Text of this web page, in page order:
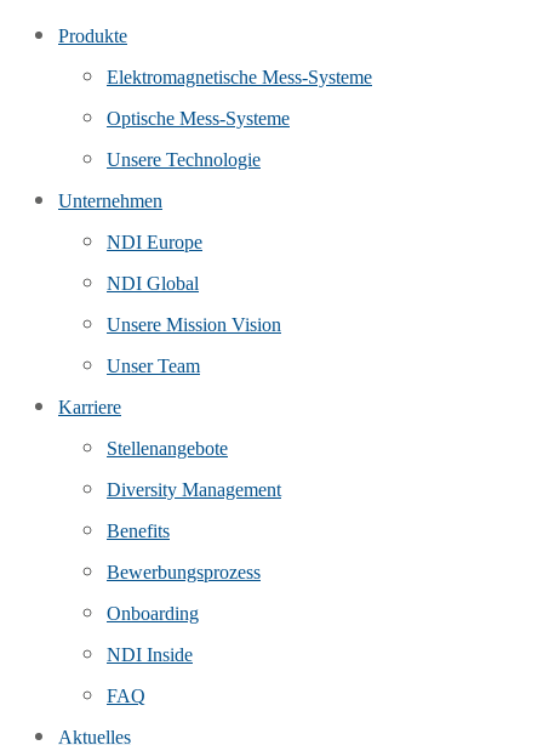
Produkte
Elektromagnetische Mess-Systeme
Optische Mess-Systeme
Unsere Technologie
Unternehmen
NDI Europe
NDI Global
Unsere Mission Vision
Unser Team
Karriere
Stellenangebote
Diversity Management
Benefits
Bewerbungsprozess
Onboarding
NDI Inside
FAQ
Aktuelles